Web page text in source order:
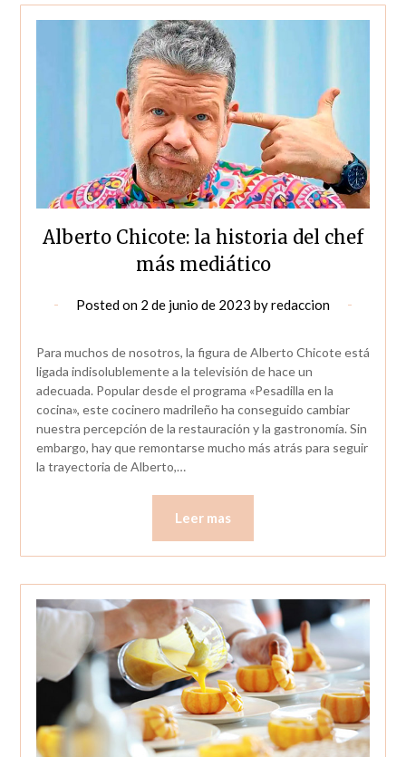
Alberto Chicote: la historia del chef
más mediático
Posted on 2 de junio de 2023 byredaccion
Para muchos de nosotros, la figura de Alberto Chicote está
ligada indisolublemente a la televisión de hace un
adecuada. Popular desde el programa «Pesadilla en la
cocina», este cocinero madrileño ha conseguido cambiar
nuestra percepción de la restauración y la gastronomía. Sin
embargo, hay que remontarse mucho más atrás para seguir
la trayectoria de Alberto,…
Leer mas